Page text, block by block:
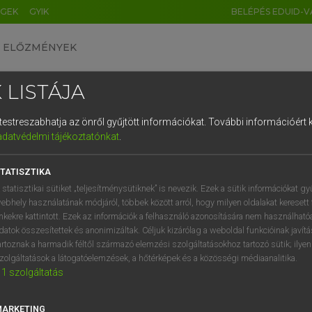
GYIK BELÉPÉS EDUID-
ELŐZMÉNYEK
egyetemes nagyszótár
VAN ELŐFIZETÉSED?
megtekintéséhez.
LISTÁJA
az önről gyűjtött információkat. További információért
tájékoztatónkat.
statisztikai sütiket „teljesítménysütiknek” is nevezik. Ezek a sütik információkat
használatának módjáról, többek között arról, hogy milyen oldalakat keresett
kattintott. Ezek az információk a felhasználó azonosítására nem
összesítettek és anonimizáltak. Céljuk kizárólag a weboldal funkcióinak
a harmadik féltől származó elemzési szolgáltatásokhoz tartozó sütik;
a látogatóelemzések, a hőtérképek és a közösségi médiaanalitika.
1 szolgáltatás
DE CN FR ES IT NL
1 2 3 4 5 6 7 8 9
q w e r t z u i
a s d f g h j k l é
í y x c v b n m , .